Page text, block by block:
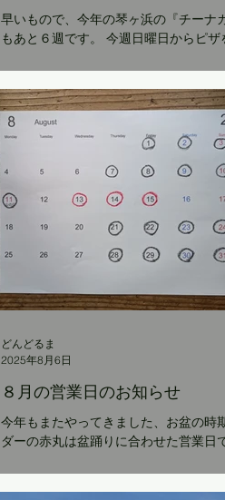
早いもので、今年の琴ヶ浜の『チーナ
もあと６週です。 今週日曜日からピザ
りとしませんが、来週末は確実に再開
います。 これから少しずつ涼しくなり
がやってくるはず。...
８月の営業日のお知らせ
今年もまたやってきました、お盆の時
ダーの赤丸は盆踊りに合わせた営業日
通り、お盆期間の３日間は通常通りの
どんどるま
2025年8月6日